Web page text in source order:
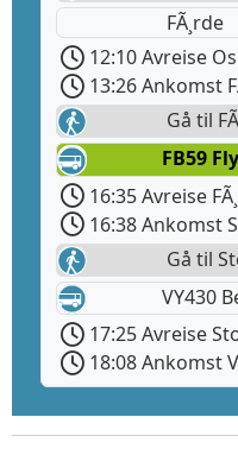
FÃ¸rde
12:10 Avreise
13:26 Ankomst
Gå til
FB59
16:35 Avreise
16:38 Ankomst
Gå til
VY430
17:25 Avreise
18:08 Ankomst